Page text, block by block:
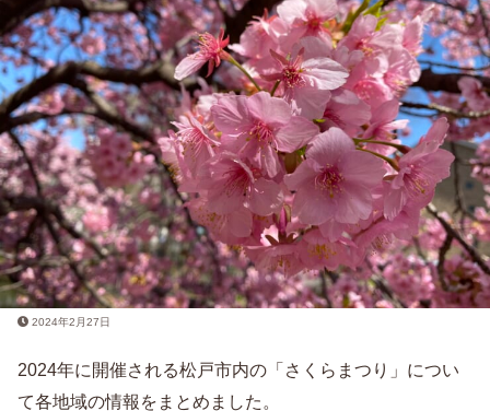
2024年2月27日
2024年に開催される松戸市内の「さくらまつり」につい
て各地域の情報をまとめました。